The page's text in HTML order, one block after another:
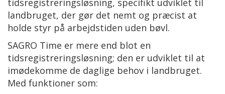
tidsregistreringsløsning, specifikt udviklet til
landbruget, der gør det nemt og præcist at
holde styr på arbejdstiden uden bøvl.
SAGRO Time er mere end blot en
tidsregistreringsløsning; den er udviklet til at
imødekomme de daglige behov i landbruget.
Med funktioner som: